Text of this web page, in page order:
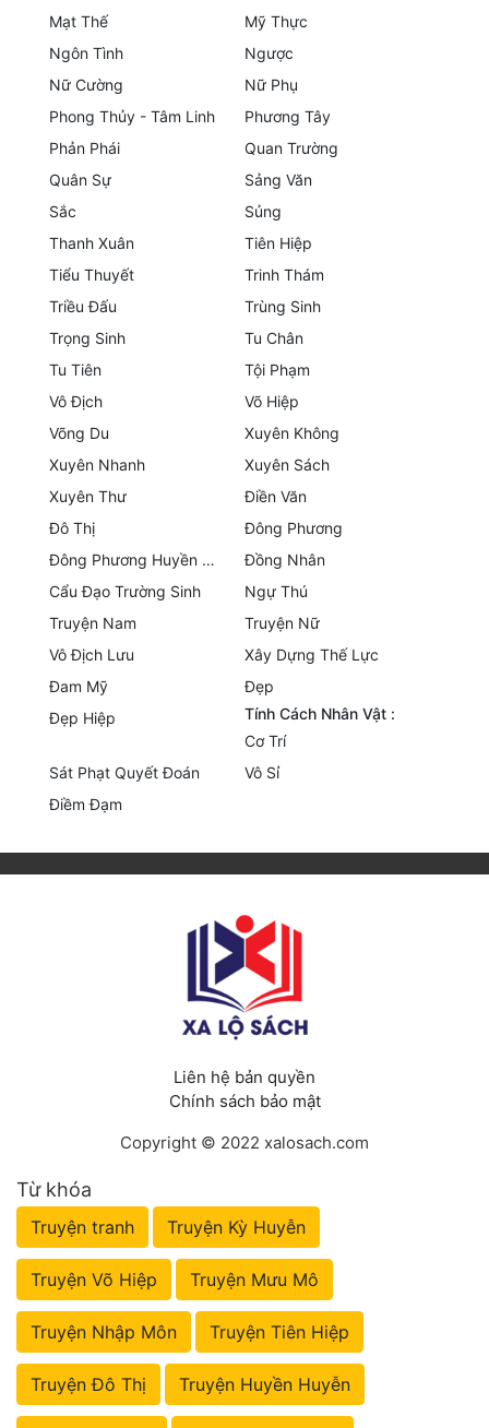
Mạt Thế
Mỹ Thực
Ngược
Nữ Cường
Nữ Phụ
Phong Thủy - Tâm Linh
Phương Tây
Phản Phái
Quan Trường
Sảng Văn
Thanh Xuân
Trùng Sinh
Võng Du
Xuyên Không
Xuyên Nhanh
Xuyên Sách
Xuyên Thư
Điền Văn
Mạt Thế
Mỹ Thực
Ngôn Tình
Ngược
Nữ Cường
Nữ Phụ
Phong Thủy - Tâm Linh
Phương Tây
Phản Phái
Quan Trường
Quân Sự
Sảng Văn
Sắc
Sủng
Thanh Xuân
Tiên Hiệp
Tiểu Thuyết
Trinh Thám
Triều Đấu
Trùng Sinh
Trọng Sinh
Tu Chân
Tu Tiên
Tội Phạm
Vô Địch
Võ Hiệp
Võng Du
Xuyên Không
Xuyên Nhanh
Xuyên Sách
Xuyên Thư
Điền Văn
Đô Thị
Đông Phương
Đông Phương Huyền Huyễn
Đồng Nhân
Cẩu Đạo Trường Sinh
Ngự Thú
Truyện Nam
Truyện Nữ
Vô Địch Lưu
Xây Dựng Thế Lực
Đam Mỹ
Đẹp
Đẹp Hiệp
Tính Cách Nhân Vật :
Cơ Trí
Sát Phạt Quyết Đoán
Vô Sỉ
Điềm Đạm
Liên hệ bản quyền
Chính sách bảo mật
Copyright © 2022 xalosach.com
Từ khóa
Truyện tranh Truyện Kỳ Huyễn
Truyện Võ Hiệp Truyện Mưu Mô
Truyện Nhập Môn Truyện Tiên Hiệp
Truyện Đô Thị Truyện Huyền Huyễn